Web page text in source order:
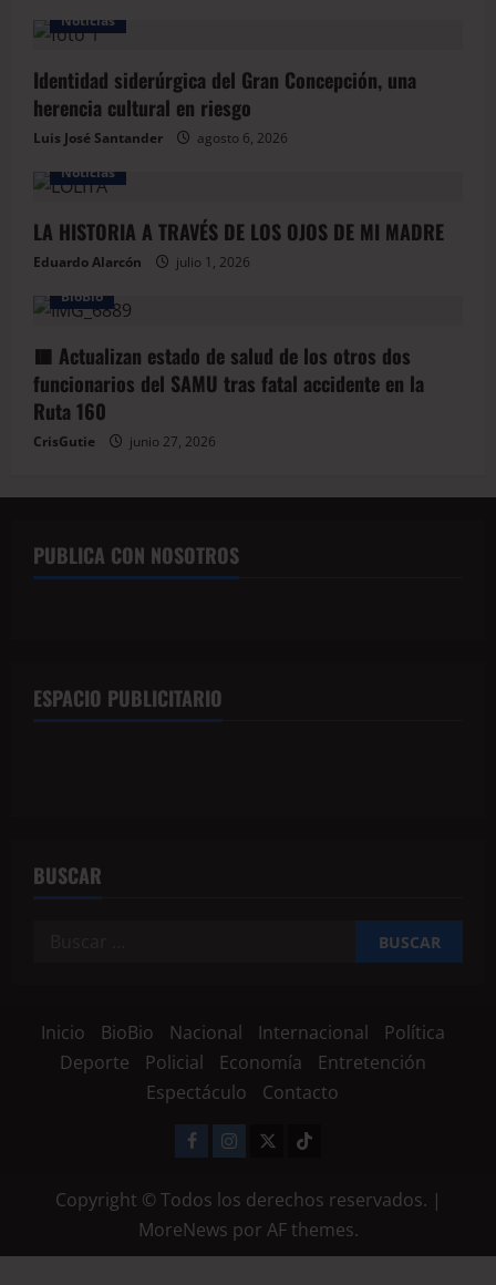
Noticias
Identidad siderúrgica del Gran Concepción, una
herencia cultural en riesgo
Luis José Santander
agosto 6, 2026
Noticias
LA HISTORIA A TRAVÉS DE LOS OJOS DE MI MADRE
Eduardo Alarcón
julio 1, 2026
BioBio
🟥 Actualizan estado de salud de los otros dos
funcionarios del SAMU tras fatal accidente en la
Ruta 160
CrisGutie junio 27, 2026
PUBLICA CON NOSOTROS
ESPACIO PUBLICITARIO
BUSCAR
Inicio BioBio Nacional Internacional
Política
Deporte
Policial Economía
Entretención
Espectáculo
Contacto
Copyright © Todos los derechos reservados. |
MoreNews por AF themes.